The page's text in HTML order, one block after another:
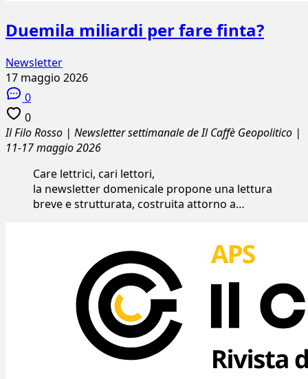
Duemila miliardi per fare finta?
Newsletter
17 maggio 2026
0
0
Il Filo Rosso | Newsletter settimanale de Il Caffè Geopolitico |
11-17 maggio 2026
Care lettrici, cari lettori,
la newsletter domenicale propone una lettura
breve e strutturata, costruita attorno a…